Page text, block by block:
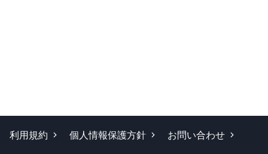
利用規約 個人情報保護方針 お問い合わせ